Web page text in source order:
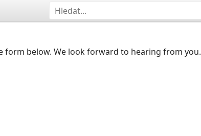
form below. We look forward to hearing from you.